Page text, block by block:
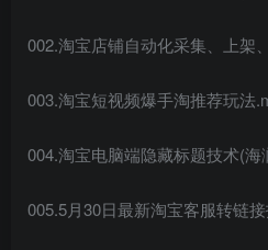
002.淘宝店铺自动化采集、上架
003.淘宝短视频爆手淘推荐玩法
004.淘宝电脑端隐藏标题技术(海
005.5月30日最新淘宝客服转链